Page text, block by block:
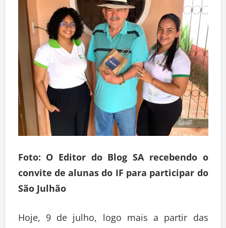
Foto: O Editor do Blog SA recebendo o
convite de alunas do IF para participar do
São Julhão
Hoje, 9 de julho, logo mais a partir das